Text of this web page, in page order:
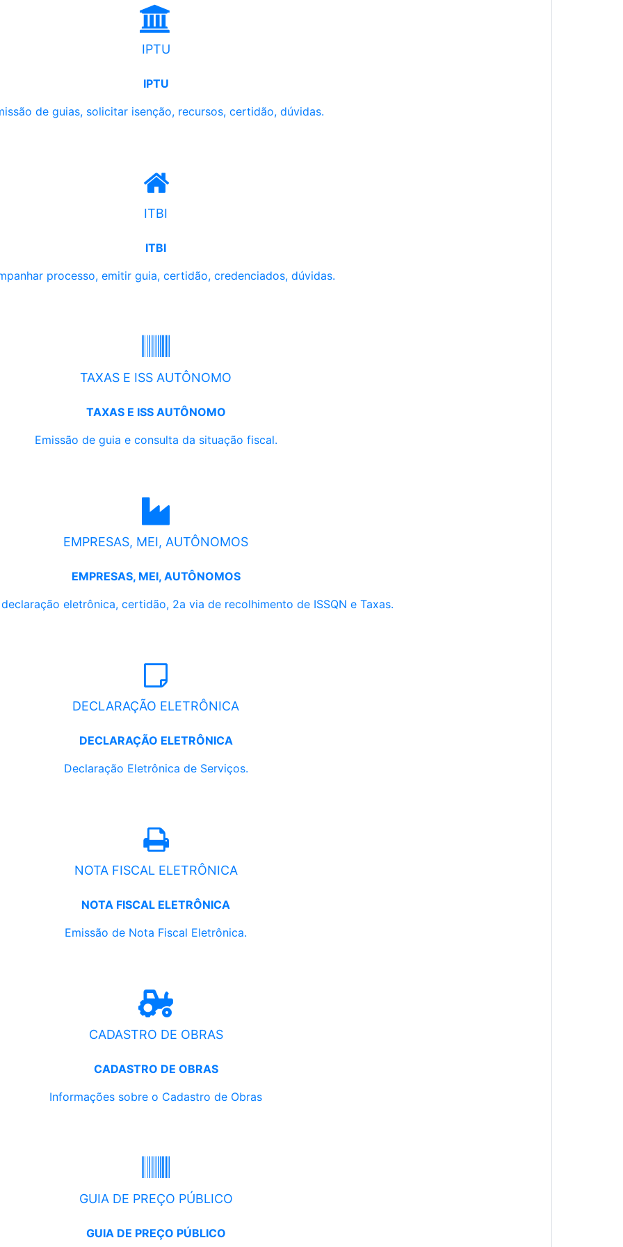
IPTU
IPTU
de guias, solicitar isenção, recursos, certidão, dúvidas.
ITBI
ITBI
processo, emitir guia, certidão, credenciados, dúvidas.
TAXAS E ISS AUTÔNOMO
TAXAS E ISS AUTÔNOMO
Emissão de guia e consulta da situação fiscal.
EMPRESAS, MEI, AUTÔNOMOS
EMPRESAS, MEI, AUTÔNOMOS
eletrônica, certidão, 2a via de recolhimento de ISSQN e Taxas.
DECLARAÇÃO ELETRÔNICA
DECLARAÇÃO ELETRÔNICA
Declaração Eletrônica de Serviços.
NOTA FISCAL ELETRÔNICA
NOTA FISCAL ELETRÔNICA
Emissão de Nota Fiscal Eletrônica.
CADASTRO DE OBRAS
CADASTRO DE OBRAS
Informações sobre o Cadastro de Obras
GUIA DE PREÇO PÚBLICO
GUIA DE PREÇO PÚBLICO